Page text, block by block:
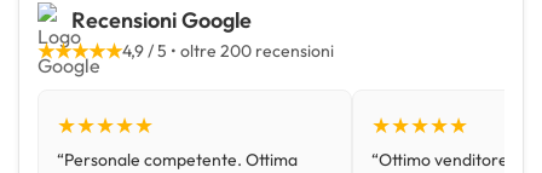
Recensioni Google
★★★★★4,9 / 5 • oltre 200 recensioni
★★★★★
“Personale competente. Ottima
★★★★★
“Ottimo venditore,